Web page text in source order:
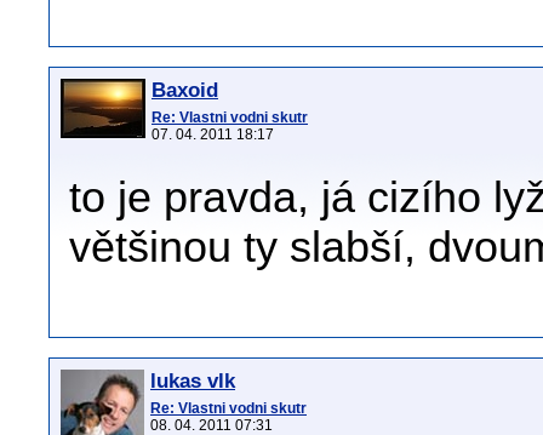
Baxoid
Re: Vlastni vodni skutr
07. 04. 2011 18:17
to je pravda, já cizího
většinou ty slabší,
lukas vlk
Re: Vlastni vodni skutr
08. 04. 2011 07:31